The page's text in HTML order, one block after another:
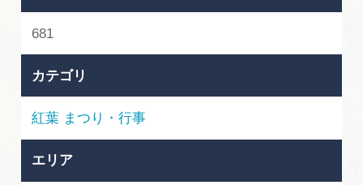
ぎふ旅レポーター記事
早わかり岐阜
買い物・お土産
681
カテゴリ
紅葉 まつり・行事
エリア